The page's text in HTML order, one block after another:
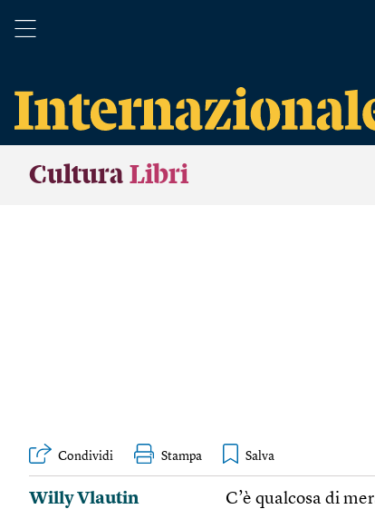
Cultura Libri
Condividi Stampa
Willy Vlautin
C’è qualcosa di